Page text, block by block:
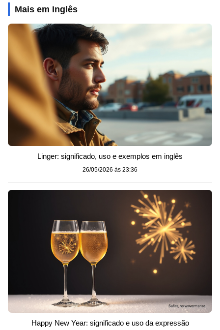
Mais em Inglês
Linger: significado, uso e exemplos em inglês
26/05/2026 às 23:36
Happy New Year: significado e uso da expressão